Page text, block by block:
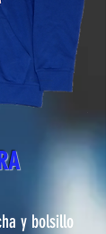
y bolsillo